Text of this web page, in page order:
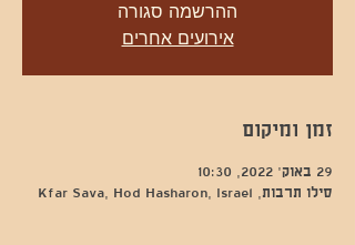
ההרשמה סגורה
אירועים אחרים
זמן ומיקום
29 באוק׳ 2022, 10:30
סילו תרבות, Kfar Sava, Hod Hasharon, Israel